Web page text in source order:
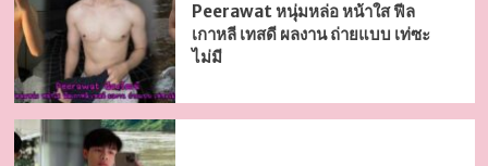
Peerawat หนุ่มหล่อ หน้าใส ฟีล
เกาหลี เทสดี ผลงาน ถ่ายแบบ เท่ซะ
ไม่มี